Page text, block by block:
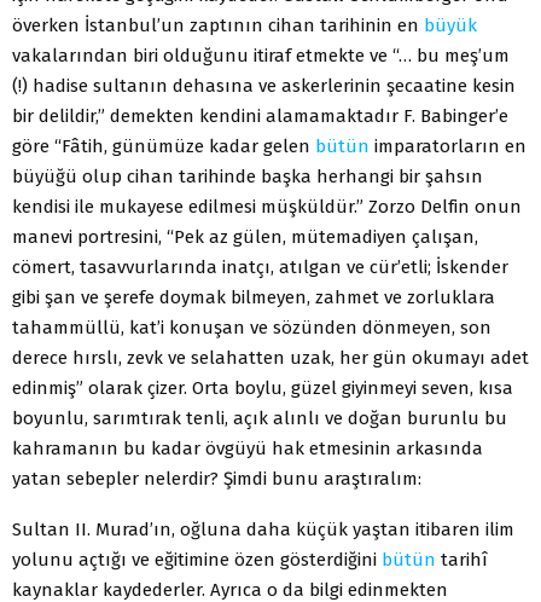
överken İstanbul’un zaptının cihan tarihinin en büyük
vakalarından biri olduğunu itiraf etmekte ve “… bu meş’um
(!) hadise sultanın dehasına ve askerlerinin şecaatine kesin
bir delildir,” demekten kendini alamamaktadır F. Babinger’e
göre “Fâtih, günümüze kadar gelen bütün imparatorların en
büyüğü olup cihan tarihinde başka herhangi bir şahsın
kendisi ile mukayese edilmesi müşküldür.” Zorzo Delfin onun
manevi portresini, “Pek az gülen, mütemadiyen çalışan,
cömert, tasavvurlarında inatçı, atılgan ve cür’etli; İskender
gibi şan ve şerefe doymak bilmeyen, zahmet ve zorluklara
tahammüllü, kat’i konuşan ve sözünden dönmeyen, son
derece hırslı, zevk ve selahatten uzak, her gün okumayı adet
edinmiş” olarak çizer. Orta boylu, güzel giyinmeyi seven, kısa
boyunlu, sarımtırak tenli, açık alınlı ve doğan burunlu bu
kahramanın bu kadar övgüyü hak etmesinin arkasında
yatan sebepler nelerdir? Şimdi bunu araştıralım:
Sultan II. Murad’ın, oğluna daha küçük yaştan itibaren ilim
yolunu açtığı ve eğitimine özen gösterdiğini bütün tarihî
kaynaklar kaydederler. Ayrıca o da bilgi edinmekten